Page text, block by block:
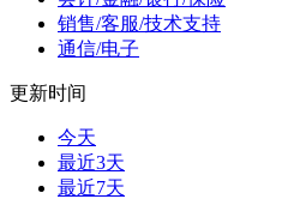
销售/客服/技术支持
通信/电子
更新时间
今天
最近3天
最近7天